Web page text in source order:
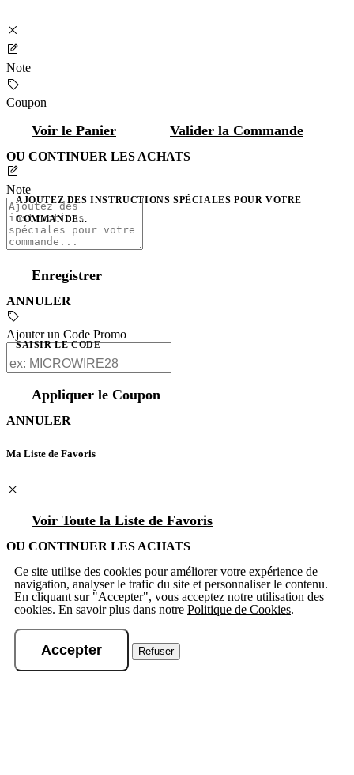
Note
Coupon
Voir le Panier Valider la Commande
OU CONTINUER LES ACHATS
Note
AJOUTEZ DES INSTRUCTIONS SPÉCIALES POUR VOTRE
COMMANDE...
Enregistrer
ANNULER
Ajouter un Code Promo
SAISIR LE CODE
Appliquer le Coupon
ANNULER
Ma Liste de Favoris
Voir Toute la Liste de Favoris
OU CONTINUER LES ACHATS
Ce site utilise des cookies pour améliorer votre expérience de
navigation, analyser le trafic du site et personnaliser le contenu.
En cliquant sur "Accepter", vous acceptez notre utilisation des
cookies. En savoir plus dans notre Politique de Cookies.
Accepter Refuser